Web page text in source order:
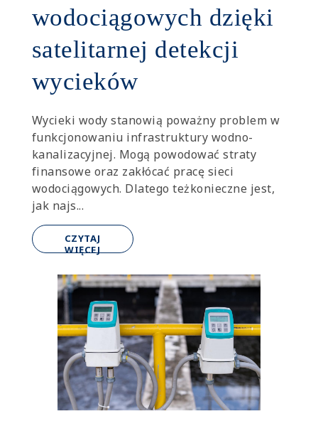
wodociągowych dzięki
satelitarnej detekcji
wycieków
Wycieki wody stanowią poważny problem w
funkcjonowaniu infrastruktury wodno-
kanalizacyjnej. Mogą powodować straty
finansowe oraz zakłócać pracę sieci
wodociągowych. Dlatego teżkonieczne jest,
jak najs...
CZYTAJ
WIĘCEJ